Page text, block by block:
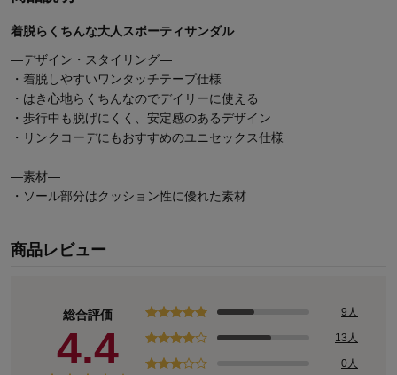
着脱らくちんな大人スポーティサンダル
―デザイン・スタイリング―
・着脱しやすいワンタッチテープ仕様
・はき心地らくちんなのでデイリーに使える
・歩行中も脱げにくく、安定感のあるデザイン
・リンクコーデにもおすすめのユニセックス仕様
―素材―
・ソール部分はクッション性に優れた素材
商品レビュー
総合評価
4.4
9人
13人
0人